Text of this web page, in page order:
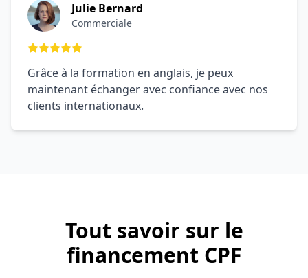
Julie Bernard
Commerciale
Grâce à la formation en anglais, je peux
maintenant échanger avec confiance avec nos
clients internationaux.
Tout savoir sur le
financement CPF